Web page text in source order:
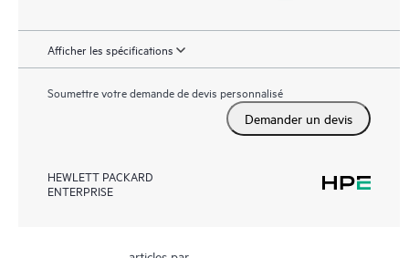
Afficher les spécifications
Soumettre votre demande de devis personnalisé
Demander un devis
HEWLETT PACKARD
ENTERPRISE